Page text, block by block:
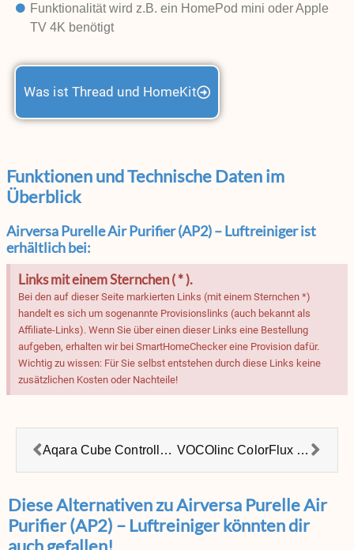
Funktionalität wird z.B. ein HomePod mini oder Apple
TV 4K benötigt
Was ist Thread und HomeKit
Funktionen und Technische Daten im
Überblick
Airversa Purelle Air Purifier (AP2) – Luftreiniger ist
erhältlich bei:
Links mit einem Sternchen ( * ).
Bei den auf dieser Seite markierten Links (mit einem Sternchen *)
handelt es sich um sogenannte Provisionslinks (auch bekannt als
Affiliate-Links). Wenn Sie über einen dieser Links eine Bestellung
aufgeben, erhalten wir bei SmartHomeChecker eine Provision dafür.
Wichtig zu wissen: Für Sie selbst entstehen durch diese Links keine
zusätzlichen Kosten oder Nachteile!
Aqara Cube Controller T1 Pro VOCOlinc ColorFlux Neon Rope LED-Streifen
Diese Alternativen zu Airversa Purelle Air
Purifier (AP2) – Luftreiniger könnten dir
auch gefallen!